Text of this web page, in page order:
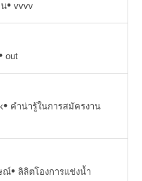
vvvv
out
คำน่ารู้ในการสมัครงาน
ณ์
ลิลิตโองการแช่งน้ำ